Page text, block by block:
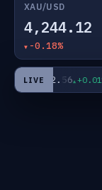
XAU/USD
4,244.12
-0.18%
LIVE
JPY182.56 +0.01%